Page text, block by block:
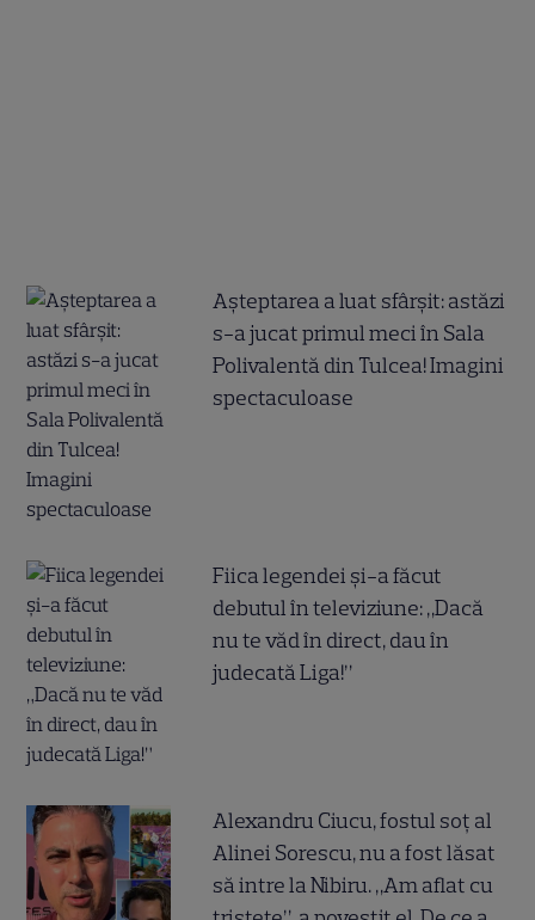
Așteptarea a luat sfârșit: astăzi
s-a jucat primul meci în Sala
Polivalentă din Tulcea! Imagini
spectaculoase
Fiica legendei și-a făcut
debutul în televiziune: „Dacă
nu te văd în direct, dau în
judecată Liga!”
Alexandru Ciucu, fostul soț al
Alinei Sorescu, nu a fost lăsat
să intre la Nibiru. „Am aflat cu